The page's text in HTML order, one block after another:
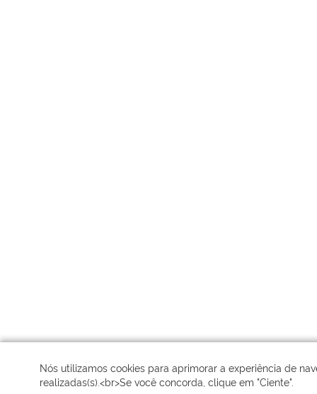
Nós utilizamos cookies para aprimorar a experiência de
realizadas(s).<br>Se você concorda, clique em "Ciente".